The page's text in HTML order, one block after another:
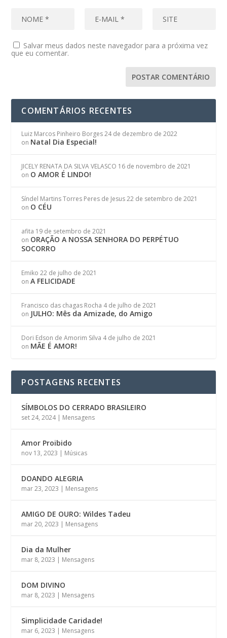
Salvar meus dados neste navegador para a próxima vez
que eu comentar.
COMENTÁRIOS RECENTES
Luiz Marcos Pinheiro Borges 24 de dezembro de 2022
on Natal Dia Especial!
JICELY RENATA DA SILVA VELASCO 16 de novembro de 2021
on O AMOR É LINDO!
Síndel Martins Torres Peres de Jesus 22 de setembro de 2021
on O CÉU
afita 19 de setembro de 2021
on ORAÇÃO A NOSSA SENHORA DO PERPÉTUO
SOCORRO
Emiko 22 de julho de 2021
onA FELICIDADE
Francisco das chagas Rocha 4 de julho de 2021
on JULHO: Mês da Amizade, do Amigo
Dori Edson de Amorim Silva 4 de julho de 2021
on MÃE É AMOR!
POSTAGENS RECENTES
SÍMBOLOS DO CERRADO BRASILEIRO
set 24, 2024| Mensagens
Amor Proibido
nov 13, 2023 | Músicas
DOANDO ALEGRIA
mar 23, 2023 | Mensagens
AMIGO DE OURO: Wildes Tadeu
mar 20, 2023 | Mensagens
Dia da Mulher
mar 8, 2023 | Mensagens
DOM DIVINO
mar 8, 2023 | Mensagens
Simplicidade Caridade!
mar 6, 2023 | Mensagens